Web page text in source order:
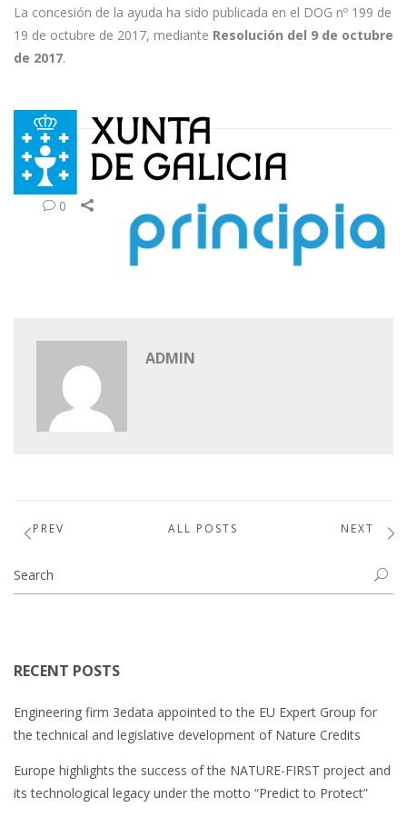
La concesión de la ayuda ha sido publicada en el DOG nº 199 de
19 de octubre de 2017, mediante Resolución del 9 de octubre
de 2017.
0
ADMIN
PREV ALL POSTS NEXT
RECENT POSTS
Engineering firm 3edata appointed to the EU Expert Group for
the technical and legislative development of Nature Credits
Europe highlights the success of the NATURE-FIRST project and
its technological legacy under the motto “Predict to Protect”